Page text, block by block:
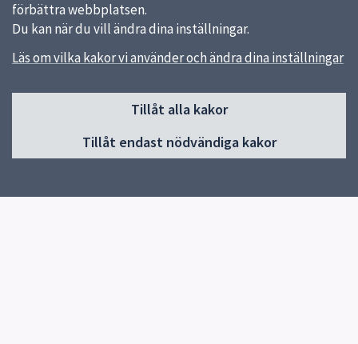
förbättra webbplatsen.
Du kan när du vill ändra dina inställningar.
Läs om vilka kakor vi använder och ändra dina inställningar
Tillåt alla kakor
Tillåt endast nödvändiga kakor